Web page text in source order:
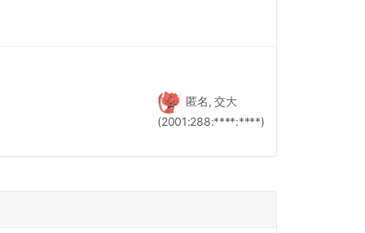
匿名, 交大
(2001:288:****:****)